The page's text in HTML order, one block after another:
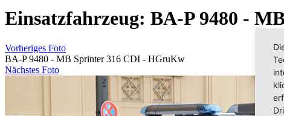
Einsatzfahrzeug: BA-P 9480 -
Vorheriges Foto
BA-P 9480 - MB Sprinter 316 CDI - HGruKw
Nächstes Foto